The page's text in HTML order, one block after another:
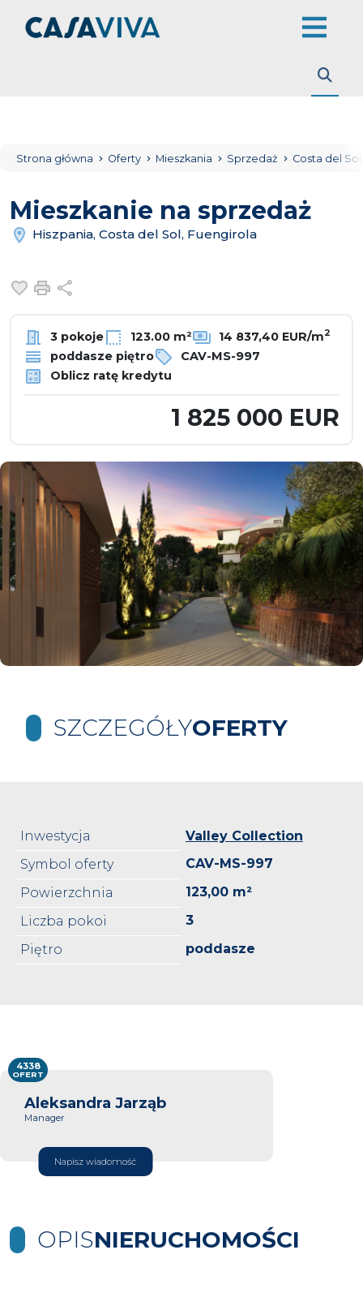
Strona główna Oferty Mieszkania Sprzedaż Costa del Sol
Mieszkanie na sprzedaż
Hiszpania, Costa del Sol, Fuengirola
Dodaj do ulubionych
Drukuj
3 pokoje 123.00 m² 14 837,40 EUR/m2
poddasze piętro
CAV-MS-997
Oblicz ratę kredytu
1 825 000 EUR
SZCZEGÓŁYOFERTY
Inwestycja
Valley Collection
Symbol oferty
CAV-MS-997
Powierzchnia
123,00 m²
Liczba pokoi
3
Piętro
poddasze
Aleksandra Jarząb
Manager
Napisz wiadomość
4338
OFERT
OPISNIERUCHOMOŚCI